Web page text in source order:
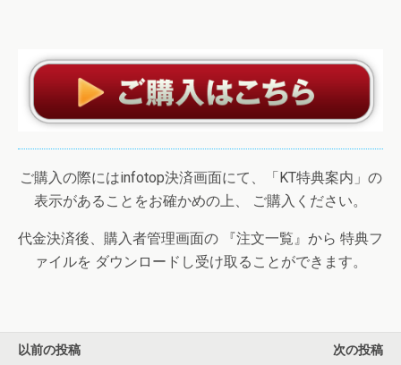
ご購入の際にはinfotop決済画面にて、「KT特典案内」の
表示があることをお確かめの上、 ご購入ください。
代金決済後、購入者管理画面の 『注文一覧』から 特典フ
ァイルを ダウンロードし受け取ることができます。
以前の投稿
次の投稿